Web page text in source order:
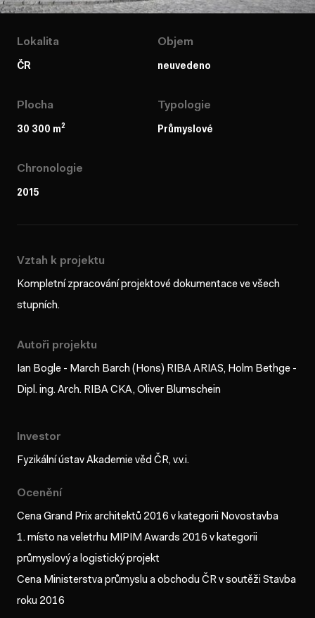
Lokalita
ČR
Objem
neuvedeno
Plocha
30 300 m2
Typologie
Průmyslové
Chronologie
2015
Vztah k projektu
Kompletní zpracování projektové dokumentace ve všech
stupních.
Autoři projektu
Ian Bogle - March Barch (Hons) RIBA ARIAS, Holm Bethge -
Dipl. ing. Arch. RIBA CKA, Oliver Blumschein
Investor
Fyzikální ústav Akademie věd ČR, v.v.i.
Ocenění
Cena Grand Prix architektů 2016 v kategorii Novostavba
1. místo na veletrhu MIPIM Awards 2016 v kategorii
průmyslový a logistický projekt
Cena Ministerstva průmyslu a obchodu ČR v soutěži Stavba
roku 2016